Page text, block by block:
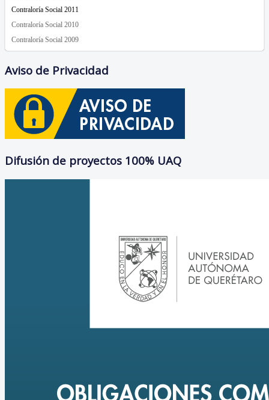
Contraloría Social 2011
Contraloría Social 2010
Contraloría Social 2009
Aviso de Privacidad
Difusión de proyectos 100% UAQ